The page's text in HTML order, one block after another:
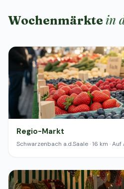
Wochenmärkte in
Regio-Markt
Schwarzenbach a.d.Saale · 16 km ·